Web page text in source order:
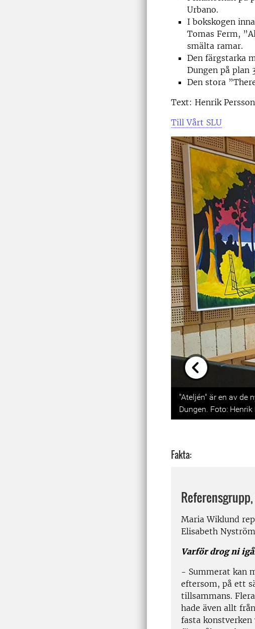
Urbano.
I bokskogen
Tomas Ferm,
smälta ramar.
Den färgstarka
Dungen på plan
Den stora
Text: Henrik Persson
Till Vårt SLU
Previous
"Ateljén" är en av de
Dungen. Foto: Henrik
Fakta:
Maria Wiklund
Elisabeth
Varför drog ni
- Summerat kan
eftersom, på ett
tillsammans.
hade även allt
fasta